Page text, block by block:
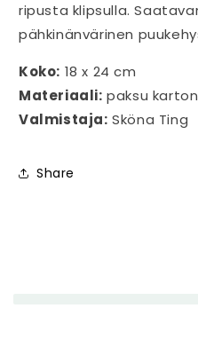
ripusta klipsulla.
pähkinänvärinen
Koko: 18 x 24 cm
Materiaali: paksu
Valmistaja: Sköna Ting
Share